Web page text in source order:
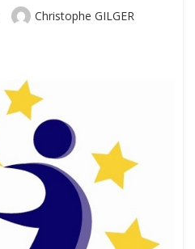
Author
Christophe GILGER